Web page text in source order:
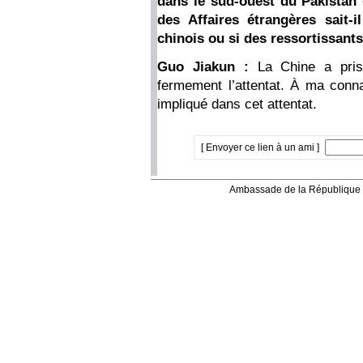
des Affaires étrangères
chinois ou si des
Guo Jiakun : La Chine a
fermement l’attentat. À ma
impliqué dans cet attentat.
[ Envoyer ce lien à un ami ]
Ambassade de la